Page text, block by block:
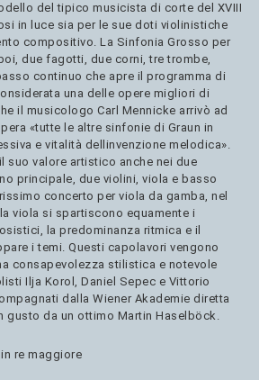
del tipico musicista di corte del XVIII
in luce sia per le sue doti violinistiche
compositivo. La Sinfonia Grosso per
due fagotti, due corni, tre trombe,
continuo che apre il programma di
una delle opere migliori di
il musicologo Carl Mennicke arrivò ad
«tutte le altre sinfonie di Graun in
e vitalità dellinvenzione melodica».
suo valore artistico anche nei due
principale, due violini, viola e basso
concerto per viola da gamba, nel
viola si spartiscono equamente i
la predominanza ritmica e il
i temi. Questi capolavori vengono
consapevolezza stilistica e notevole
Ilja Korol, Daniel Sepec e Vittorio
dalla Wiener Akademie diretta
gusto da un ottimo Martin Haselböck.
re maggiore